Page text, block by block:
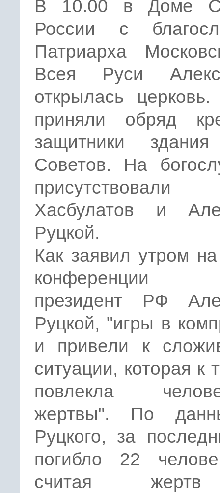
В 10.00 в Доме
России с
Патриарха
Всея Руси
открылась
приняли обряд
защитники
Советов. На
присутствовали
Хасбулатов и
Руцкой.
Как заявил утром
конференции
президент РФ
Руцкой, "игры в
и привели к
ситуации, которая к
повлекла
жертвы". По
Руцкого, за
погибло 22
считая